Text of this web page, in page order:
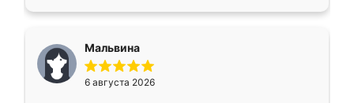
меньше, здесь же он более разнообразный.
Мне нравится ,если что-то потребуется из
мебели буду заказывать только здесь.
Мальвина
6 августа 2026